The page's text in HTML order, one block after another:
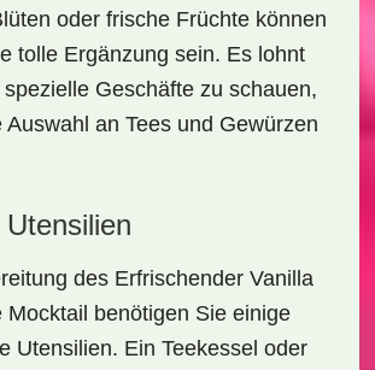
oder frische Früchte können
tolle Ergänzung sein. Es lohnt
Geschäfte zu schauen,
Auswahl an Tees und Gewürzen
des Erfrischender Vanilla
benötigen Sie einige
Utensilien. Ein Teekessel oder